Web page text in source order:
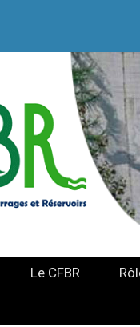
Le CFBR